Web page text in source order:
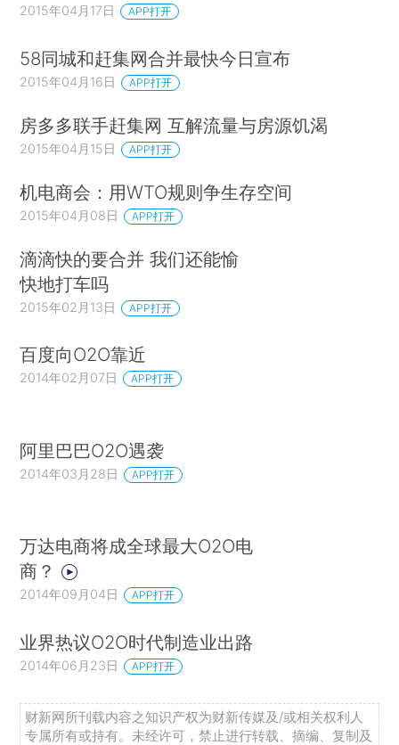
2015年04月17日 APP打开
58同城和赶集网合并最快今日宣布
2015年04月16日 APP打开
房多多联手赶集网 互解流量与房源饥渴
2015年04月15日 APP打开
机电商会：用WTO规则争生存空间
2015年04月08日 APP打开
滴滴快的要合并 我们还能愉
快地打车吗
2015年02月13日 APP打开
百度向O2O靠近
2014年02月07日 APP打开
阿里巴巴O2O遇袭
2014年03月28日 APP打开
万达电商将成全球最大O2O电
商？
2014年09月04日 APP打开
业界热议O2O时代制造业出路
2014年06月23日 APP打开
财新网所刊载内容之知识产权为财新传媒及/或相关权利人
专属所有或持有。未经许可，禁止进行转载、摘编、复制及